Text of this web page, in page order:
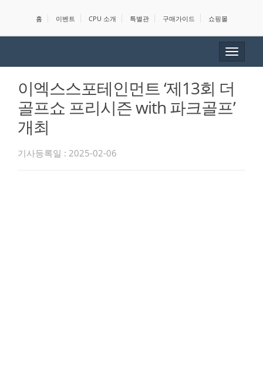
홈 이벤트 CPU 소개 특별관 구매가이드 쇼핑몰
Toggle
이엑스스포테인먼트 ‘제13회 더
골프쇼 프리시즌 with 파크골프’
개최
기사등록일 : 2025-02-06